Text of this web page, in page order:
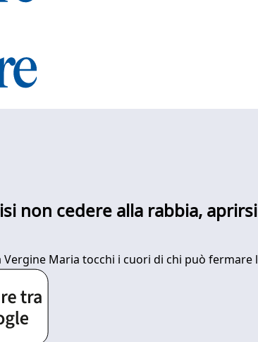
non cedere alla rabbia,
Vergine Maria tocchi i cuori di chi può